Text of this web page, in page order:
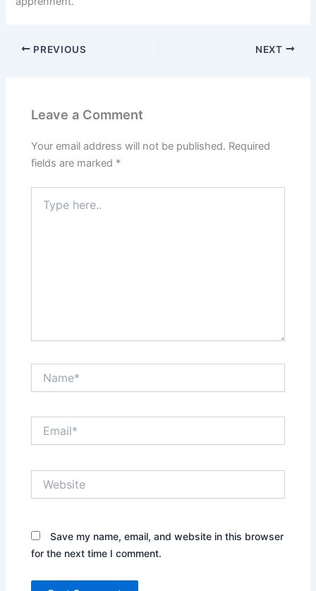
PREVIOUS NEXT
Leave a Comment
Your email address will not be published. Required
fields are marked *
here..
Save my name, email, and website in this browser
for the next time I comment.